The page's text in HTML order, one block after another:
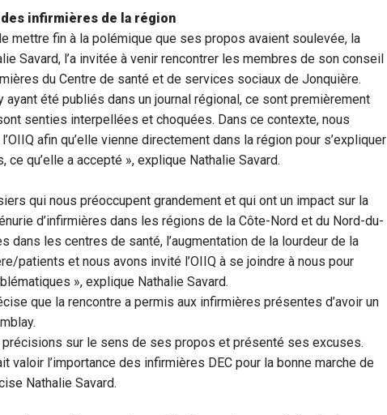
infirmières de la région
mettre fin à la polémique que ses propos avaient soulevée, la
Savard, l’a invitée à venir rencontrer les membres de son conseil
du Centre de santé et de services sociaux de Jonquière.
été publiés dans un journal régional, ce sont premièrement
senties interpellées et choquées. Dans ce contexte, nous
afin qu’elle vienne directement dans la région pour s’expliquer
qu’elle a accepté », explique Nathalie Savard.
qui nous préoccupent grandement et qui ont un impact sur la
d’infirmières dans les régions de la Côte-Nord et du Nord-du-
dans les centres de santé, l’augmentation de la lourdeur de la
patients et nous avons invité l’OIIQ à se joindre à nous pour
», explique Nathalie Savard.
que la rencontre a permis aux infirmières présentes d’avoir un
précisions sur le sens de ses propos et présenté ses excuses.
valoir l’importance des infirmières DEC pour la bonne marche de
Nathalie Savard.